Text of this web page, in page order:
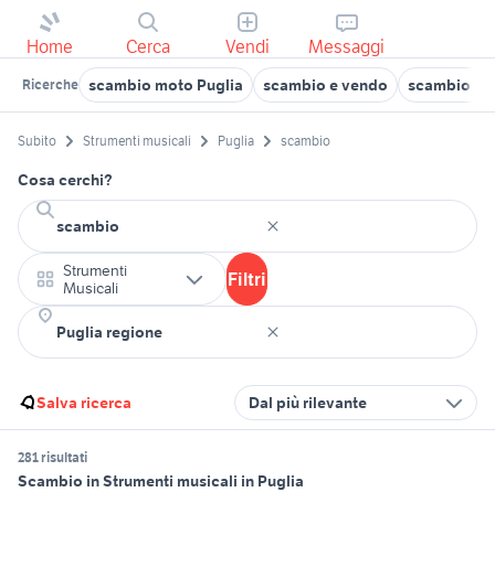
Home Cerca Vendi Messaggi
Ricerche scambio moto Puglia scambio e vendo scambio
Subito Strumenti musicali Puglia scambio
Cosa cerchi?
Strumenti
Musicali
Filtri
Salva ricerca Dal più rilevante
281 risultati
Scambio in Strumenti musicali in Puglia